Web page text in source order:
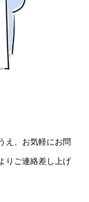
え、お気軽にお問
りご連絡差し上げ